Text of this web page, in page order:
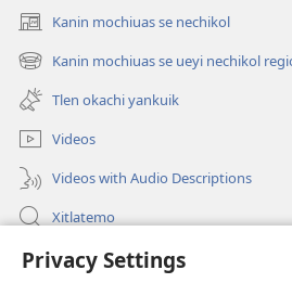
Privacy Settings
Kanin mochiuas se nechikol
(xiktlapo
okse
ventana)
Kanin mochiuas se ueyi nechikol
(xiktlapo
okse
ventana)
Tlen okachi yankuik
Videos
Videos with Audio Descriptions
Xitlatemo
Tlapaleuilistli